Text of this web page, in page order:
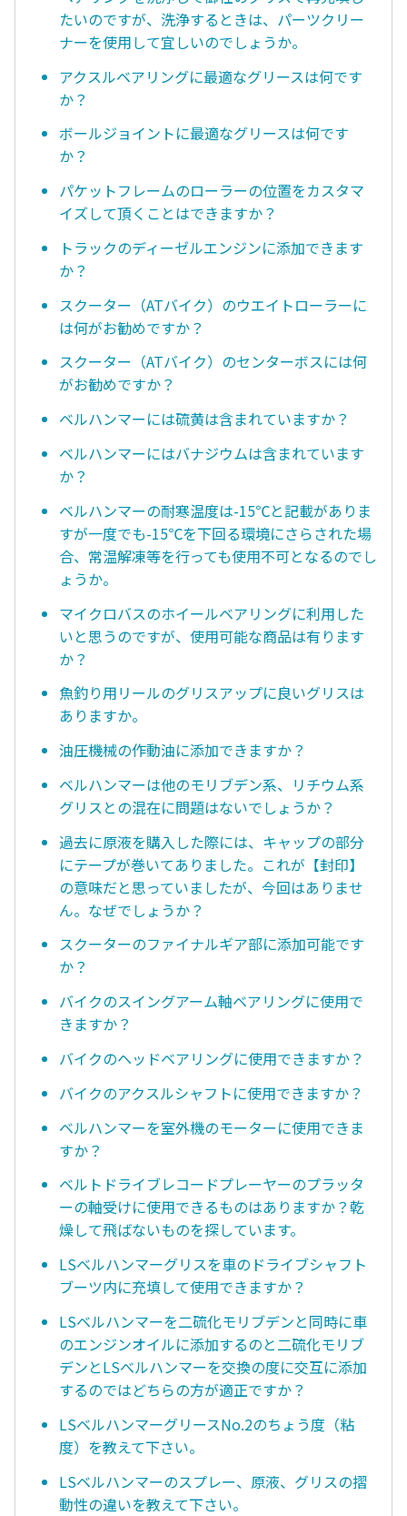
たいのですが、洗浄するときは、パーツクリー
ナーを使用して宜しいのでしょうか。
アクスルベアリングに最適なグリースは何です
か？
ボールジョイントに最適なグリースは何です
か？
パケットフレームのローラーの位置をカスタマ
イズして頂くことはできますか？
トラックのディーゼルエンジンに添加できます
か？
スクーター（ATバイク）のウエイトローラーに
は何がお勧めですか？
スクーター（ATバイク）のセンターボスには何
がお勧めですか？
ベルハンマーには硫黄は含まれていますか？
ベルハンマーにはバナジウムは含まれています
か？
ベルハンマーの耐寒温度は-15℃と記載がありま
すが一度でも-15℃を下回る環境にさらされた場
合、常温解凍等を行っても使用不可となるのでし
ょうか。
マイクロバスのホイールベアリングに利用した
いと思うのですが、使用可能な商品は有ります
か？
魚釣り用リールのグリスアップに良いグリスは
ありますか。
油圧機械の作動油に添加できますか？
ベルハンマーは他のモリブデン系、リチウム系
グリスとの混在に問題はないでしょうか？
過去に原液を購入した際には、キャップの部分
にテープが巻いてありました。これが【封印】
の意味だと思っていましたが、今回はありませ
ん。なぜでしょうか？
スクーターのファイナルギア部に添加可能です
か？
バイクのスイングアーム軸ベアリングに使用で
きますか？
バイクのヘッドベアリングに使用できますか？
バイクのアクスルシャフトに使用できますか？
ベルハンマーを室外機のモーターに使用できま
すか？
ベルトドライブレコードプレーヤーのプラッタ
ーの軸受けに使用できるものはありますか？乾
燥して飛ばないものを探しています。
LSベルハンマーグリスを車のドライブシャフト
ブーツ内に充填して使用できますか？
LSベルハンマーを二硫化モリブデンと同時に車
のエンジンオイルに添加するのと二硫化モリブ
デンとLSべルハンマーを交換の度に交互に添加
するのではどちらの方が適正ですか？
LSベルハンマーグリースNo.2のちょう度（粘
度）を教えて下さい。
LSベルハンマーのスプレー、原液、グリスの摺
動性の違いを教えて下さい。